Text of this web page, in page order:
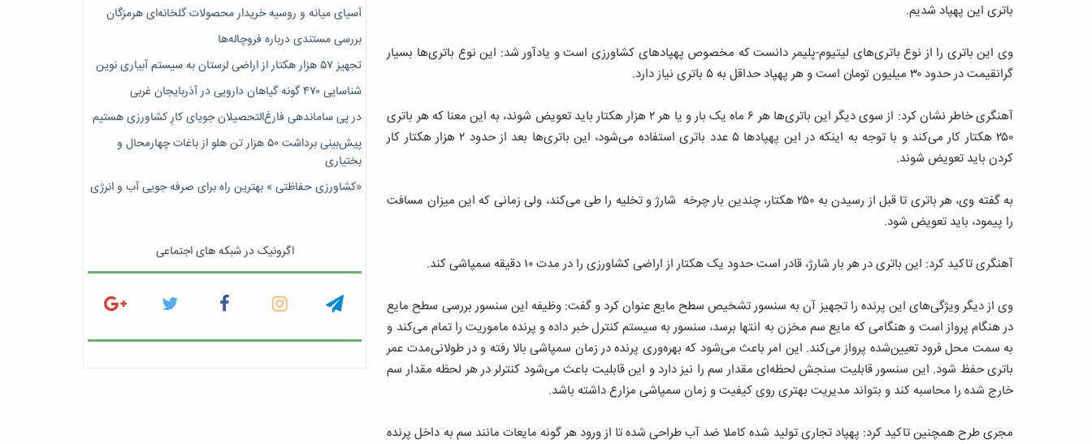
باتری این پهپاد شدیم.
وی این باتری را از نوع باتری‌های لیتیوم-پلیمر دانست که مخصوص پهپادهای کشاورزی است و یادآور شد: این نوع باتری‌ها بسیار
گرانقیمت در حدود ۳۰ میلیون تومان است و هر پهپاد حداقل به ۵ باتری نیاز دارد.
آهنگری خاطر نشان کرد: از سوی دیگر این باتری‌ها هر ۶ ماه یک بار و یا هر ۲ هزار هکتار باید تعویض شوند، به این معنا که هر باتری
۲۵۰ هکتار کار می‌کند و با توجه به اینکه در این پهپادها ۵ عدد باتری استفاده می‌شود، این باتری‌ها بعد از حدود ۲ هزار هکتار کار
کردن باید تعویض شوند.
به گفته وی، هر باتری تا قبل از رسیدن به ۲۵۰ هکتار، چندین بار چرخه شارژ و تخلیه را طی می‌کند، ولی زمانی که این میزان مسافت
را پیمود، باید تعویض شود.
آهنگری تاکید کرد: این باتری در هر بار شارژ، قادر است حدود یک هکتار از اراضی کشاورزی را در مدت ۱۰ دقیقه سمپاشی ‌کند.
وی از دیگر ویژگی‌های این پرنده را تجهیز آن به سنسور تشخیص سطح مایع عنوان کرد و گفت: وظیفه این سنسور بررسی سطح مایع
در هنگام پرواز است و هنگامی که مایع سم مخزن به انتها برسد، سنسور به سیستم کنترل خبر داده و پرنده ماموریت را تمام می‌کند و
به سمت محل فرود تعیین‌شده پرواز می‌کند. این امر باعث می‌شود که بهره‌وری پرنده در زمان سمپاشی بالا رفته و در طولانی‌مدت عمر
باتری حفظ شود. این سنسور قابلیت سنجش لحظه‌ای مقدار سم را نیز دارد و این قابلیت باعث می‌شود کنترلر در هر لحظه مقدار سم
خارج شده را محاسبه کند و بتواند مدیریت بهتری روی کیفیت و زمان سمپاشی مزارع داشته باشد.
مجری طرح همچنین تاکید کرد: پهپاد تجاری تولید شده کاملا ضد آب طراحی شده تا از ورود هر گونه مایعات مانند سم به داخل پرنده
آسیای میانه و روسیه خریدار محصولات گلخانه‌ای هرمزگان
بررسی مستندی درباره فروچاله‌ها
تجهیز ۵۷ هزار هکتار از اراضی لرستان به سیستم آبیاری نوین
شناسایی ۴۷٠ گونه گیاهان دارویی در آذربایجان غربی
در پی ساماندهی فارغ‌التحصیلان جویای کارِ کشاورزی هستیم
پیش‎‌بینی برداشت ۵۰ هزار تن هلو از باغات چهارمحال و
بختیاری
«کشاورزی حفاظتی » بهترین راه برای صرفه جویی آب و انرژی
اگرونیک در شبکه های اجتماعی